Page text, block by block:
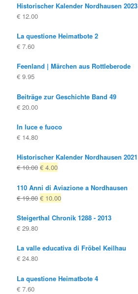
Historischer Kalender Nordhausen 2023
€ 12.00
La questione Heimatbote 2
€ 7.60
Feenland | Märchen aus Rottleberode
€ 9.95
Beiträge zur Geschichte Band 49
€ 20.00
In luce e fuoco
€ 14.80
Historischer Kalender Nordhausen 2021
€10.00 Il
originale
era:
€ 4.00Il
attuale
è:
110 Anni di Aviazione a Nordhausen
€19.80 Il
originale
€ 10.00Il
attuale
Steigerthal Chronik 1288 - 2013
€ 29.80
La valle educativa di Fröbel Keilhau
€ 24.80
La questione Heimatbote 4
€ 7.60